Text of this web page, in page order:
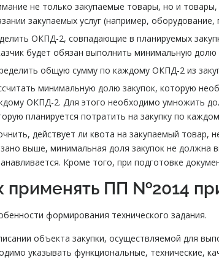
не только закупаемые товары, но и
закупаемых услуг (например,
ОКПД-2, совпадающие в планируемых
будет обязан выполнить минимальную долю
общую сумму по каждому ОКПД-2 из
минимальную долю закупок, которую
ОКПД-2. Для этого необходимо умножить
планируется потратить на закупку по
действует ли квота на закупаемый товар,
выше, минимальная доля закупок не должна
Кроме того, при подготовке
применять ПП №2014
формирования технического задания.
объекта закупки, осуществляемой для
указывать функциональные, технические,